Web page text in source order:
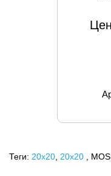
Теги: 20x20 20х20 , MOS